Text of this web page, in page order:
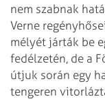
nem szabnak
Verne
mélyét járták be
fedélzetén, de a
útjuk során egy
tengeren